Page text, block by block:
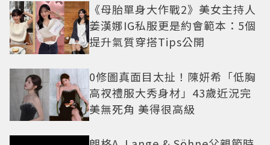
《母胎單身大作戰2》美女主持人
姜漢娜IG私服更是約會範本：5個
提升氣質穿搭Tips公開
0修圖真面目太扯！陳妍希「低胸
高衩禮服大秀身材」43歲近況完
美無死角 美得很高級